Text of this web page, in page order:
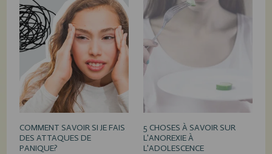
COMMENT SAVOIR SI JE FAIS
DES ATTAQUES DE
PANIQUE?
5 CHOSES À SAVOIR SUR
L'ANOREXIE À
L'ADOLESCENCE